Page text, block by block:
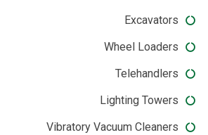
Excavators
Wheel Loaders
Telehandlers
Lighting Towers
Vibratory Vacuum Cleaners